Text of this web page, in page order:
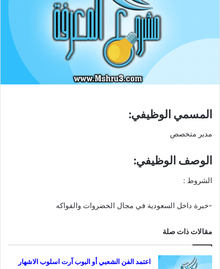
المسمي الوظيفي:
مدير متخصص
الوصف الوظيفي:
الشروط :‏
-خبرة داخل السعودية في مجال الخضروات والفواكه
مقالات ذات صلة
اعتمد الفن الشعبي أو البوب آرت اسلوب الاشهار